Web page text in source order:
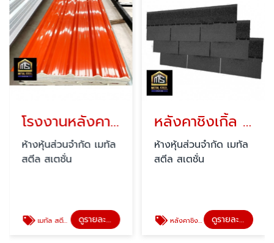
โรงงานหลังคาเมทัล สตีล สเตชั่น สุราษฎร์ธานี
ห้างหุ้นส่วนจำกัด เมทัล
สตีล สเตชั่น
เมทัล สตีล สเตชั่น สุราษฎร์ธานี ดูรายละเอียด
หลังคาชิงเกิ้ล สุราษฎร์ธานี
ห้างหุ้นส่วนจำกัด เมทัล
สตีล สเตชั่น
หลังคาชิงเกิ้ลรูฟ สุราษฎร์ธานี ดูรายละเอียด